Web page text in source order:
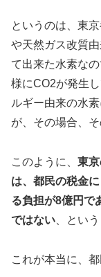
というのは、東
や天然ガス改質
て出来た水素な
様にCO2が発生
ルギー由来の水
が、その場合、
このように、 東
は、都民の税金
る負担が8億円で
ではない 、とい
これが本当に、